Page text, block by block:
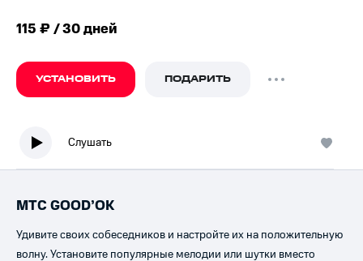
115 ₽ / 30 дней
УСТАНОВИТЬ ПОДАРИТЬ
Слушать
МТС GOOD’OK
Удивите своих собеседников и настройте их на положительную
волну. Установите популярные мелодии или шутки вместо